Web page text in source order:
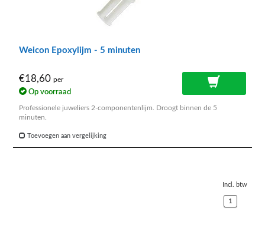
Weicon Epoxylijm - 5 minuten
€18,60 per
Op voorraad
Professionele juweliers 2-componentenlijm. Droogt binnen de 5
minuten.
Toevoegen aan vergelijking
Incl. btw
1